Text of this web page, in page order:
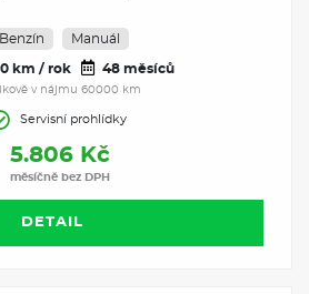
Benzín Manuál
km / rok 48 měsíců
v nájmu 60000 km
Servisní prohlídky
5.806 Kč
měsíčně bez DPH
DETAIL